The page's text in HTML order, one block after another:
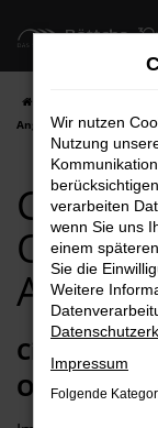
Zum
springen
Angebote
Citroen C1
Wir nutzen
Nutzung
verarbeiten
wenn Sie uns
einem
Sie die
Weitere
Impressum
Folgende